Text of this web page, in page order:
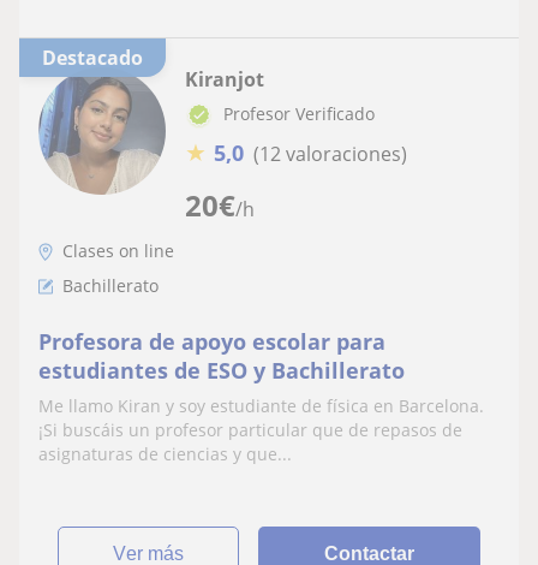
Destacado
20€/h
Kiranjot
Profesor Verificado
★ 5,0 (12 valoraciones)
Clases on line
Bachillerato
Profesora de apoyo escolar para
estudiantes de ESO y Bachillerato
Me llamo Kiran y soy estudiante de física en Barcelona.
¡Si buscáis un profesor particular que de repasos de
asignaturas de ciencias y que...
ver más Contactar